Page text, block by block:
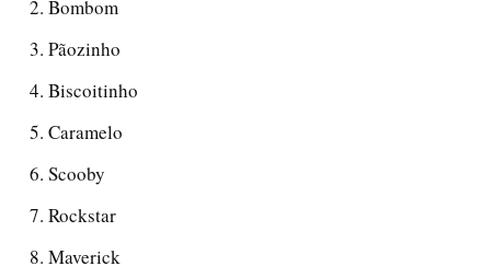
Bombom
Pãozinho
Biscoitinho
Caramelo
Scooby
Rockstar
Maverick